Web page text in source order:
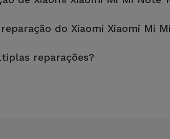
do Xiaomi Xiaomi Mi
reparações?
valor da reparação mais barata.